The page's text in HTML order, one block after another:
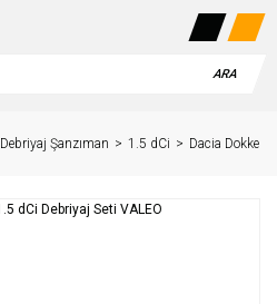
ARA
Debriyaj Şanzıman 1.5 dCi Dacia Dokker